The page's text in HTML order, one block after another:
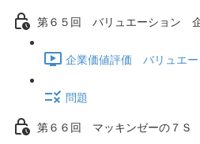
第６５回 バリュエーション
企業価値評価 バリュエ
問題
第６６回 マッキンゼーの７Ｓ